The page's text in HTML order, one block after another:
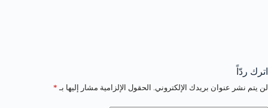
اترك ردّاً
لن يتم نشر عنوان بريدك الإلكتروني. الحقول الإلزامية مشار إليها بـ *